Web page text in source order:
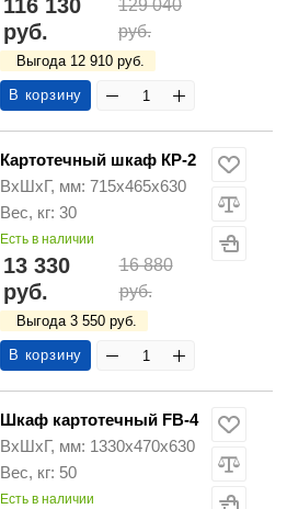
116 130
руб.
129 040
руб.
Выгода 12 910 руб.
В корзину
Картотечный шкаф КР-2
ВхШхГ, мм: 715х465х630
Вес, кг: 30
Есть в наличии
13 330
руб.
16 880
руб.
Выгода 3 550 руб.
В корзину
Шкаф картотечный FB-4
ВхШхГ, мм: 1330х470х630
Вес, кг: 50
Есть в наличии